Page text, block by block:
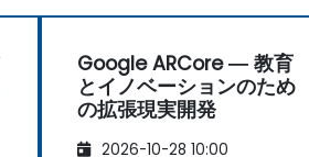
Google ARCore ― 教育
とイノベーションのため
の拡張現実開発
2026-10-28 10:00